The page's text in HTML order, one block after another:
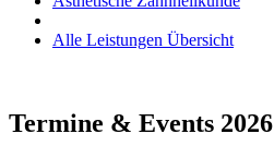
Alle Leistungen Übersicht
Termine & Events 2026